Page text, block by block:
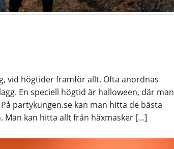
vid högtider framför allt. Ofta anordnas
En speciell högtid är halloween, där man
partykungen.se kan man hitta de bästa
Man kan hitta allt från häxmasker […]